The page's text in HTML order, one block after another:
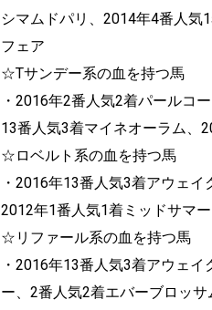
シマムドパリ、2014年4番人気
フェア
☆Tサンデー系の血を持つ馬
・2016年2番人気2着パールコ
13番人気3着マイネオーラム、
☆ロベルト系の血を持つ馬
・2016年13番人気3着アウェ
2012年1番人気1着ミッドサマ
☆リファール系の血を持つ馬
・2016年13番人気3着アウェ
ー、2番人気2着エバーブロッサ